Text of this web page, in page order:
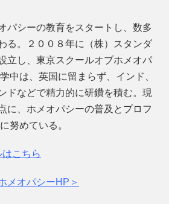
パシーの教育をスタートし、数多
る。２００８年に（株）スタンダ
立し、東京スクールオブホメオパ
中は、英国に留まらず、インド、
ドなどで精力的に研鑽を積む。現
に、ホメオパシーの普及とプロフ
努めている。
こちら
メオパシーHP＞